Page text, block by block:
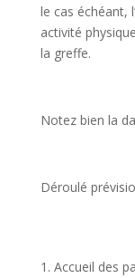
le cas échéant,
activité
la greffe.
Notez bien la
Déroulé
1. Accueil des